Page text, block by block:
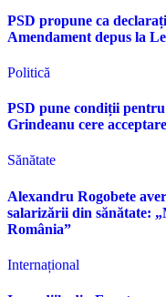
PSD propune ca
Amendament depus la
Politică
PSD pune condiții
Grindeanu cere
Sănătate
Alexandru Rogobete
salarizării din sănătate:
România”
Internațional